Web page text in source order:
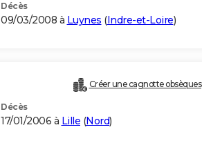
Décès
09/03/2008 à Luynes (Indre-et-Loire)
Créer une cagnotte obsèques
Décès
17/01/2006 à Lille (Nord)